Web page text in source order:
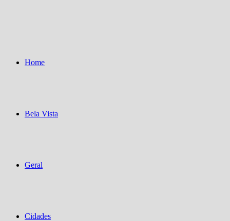
Home
Bela Vista
Geral
Cidades